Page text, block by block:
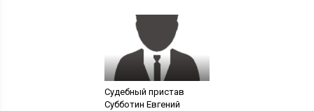
Судебный пристав
Субботин Евгений